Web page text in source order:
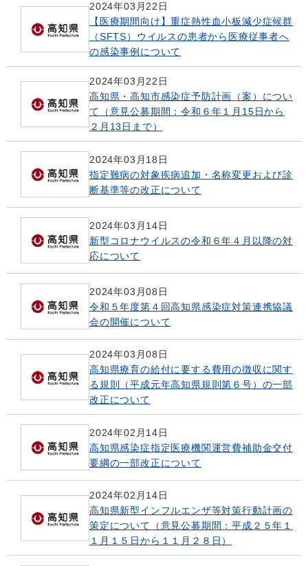
2024年03月22日
【医療期間向け】重症熱性血小板減少症候群
（SFTS）ウイルスの患者から医療従事者へ
の感染事例について
2024年03月22日
高知県・高知市感染症予防計画（案）につい
て（意見公募期間：令和６年１月15日から
２月13日まで）
2024年03月18日
指定難病の対象疾病追加・名称変更および診
断基準等の改正について
2024年03月14日
新型コロナウイルスの令和６年４月以降の対
応について
2024年03月08日
令和５年度第４回高知県感染症対策連携協議
会の開催について
2024年03月08日
高知県療育の給付に要する費用の徴収に関す
る規則（平成元年高知県規則第６号）の一部
改正について
2024年02月14日
高知県感染症指定医療機関運営費補助金交付
要綱の一部改正について
2024年02月14日
高知県新型インフルエンザ等対策行動計画の
策定について（意見公募期間：平成２５年１
１月１５日から１１月２８日）